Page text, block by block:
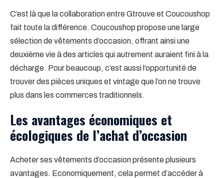
C’est là que la collaboration entre Gtrouve et Coucoushop
fait toute la différence. Coucoushop propose une large
sélection de vêtements d’occasion, offrant ainsi une
deuxième vie à des articles qui autrement auraient fini à la
décharge. Pour beaucoup, c’est aussi l’opportunité de
trouver des pièces uniques et vintage que l’on ne trouve
plus dans les commerces traditionnels.
Les avantages économiques et
écologiques de l’achat d’occasion
Acheter ses vêtements d’occasion présente plusieurs
avantages. Economiquement, cela permet d’accéder à